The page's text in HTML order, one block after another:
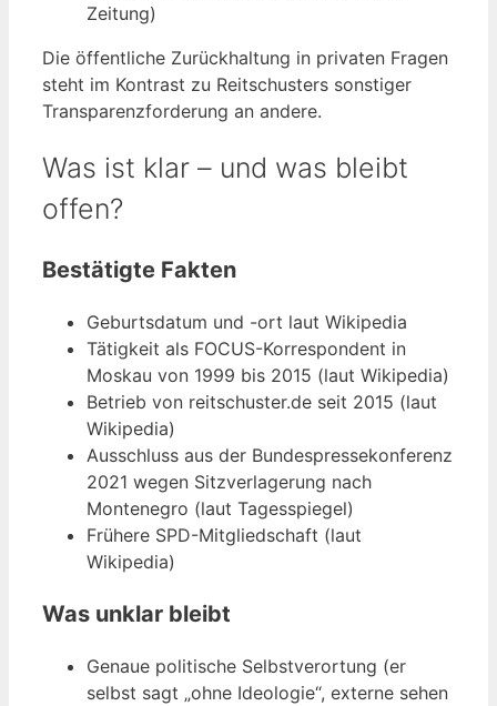
Zeitung)
Die öffentliche Zurückhaltung in privaten Fragen
steht im Kontrast zu Reitschusters sonstiger
Transparenzforderung an andere.
Was ist klar – und was bleibt
offen?
Bestätigte Fakten
Geburtsdatum und -ort laut Wikipedia
Tätigkeit als FOCUS-Korrespondent in
Moskau von 1999 bis 2015 (laut Wikipedia)
Betrieb von reitschuster.de seit 2015 (laut
Wikipedia)
Ausschluss aus der Bundespressekonferenz
2021 wegen Sitzverlagerung nach
Montenegro (laut Tagesspiegel)
Frühere SPD-Mitgliedschaft (laut
Wikipedia)
Was unklar bleibt
Genaue politische Selbstverortung (er
selbst sagt „ohne Ideologie“, externe sehen